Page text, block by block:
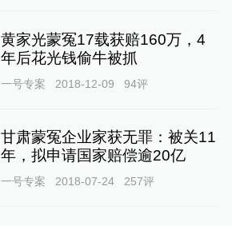
黄家光蒙冤17载获赔160万，4
年后花光钱偷牛被抓
一号专案 2018-12-09 94评
甘肃蒙冤企业家获无罪：被关11
年，拟申请国家赔偿逾20亿
一号专案 2018-07-24 257评